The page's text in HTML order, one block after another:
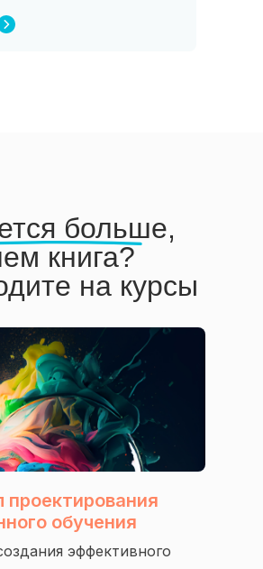
больше,
книга?
на курсы
проектирования
обучения
эффективного